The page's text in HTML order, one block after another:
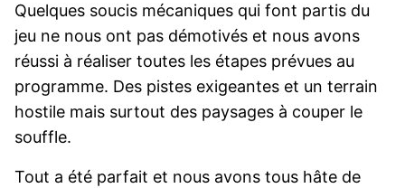
Quelques soucis mécaniques qui font partis du
jeu ne nous ont pas démotivés et nous avons
réussi à réaliser toutes les étapes prévues au
programme. Des pistes exigeantes et un terrain
hostile mais surtout des paysages à couper le
souffle.
Tout a été parfait et nous avons tous hâte de